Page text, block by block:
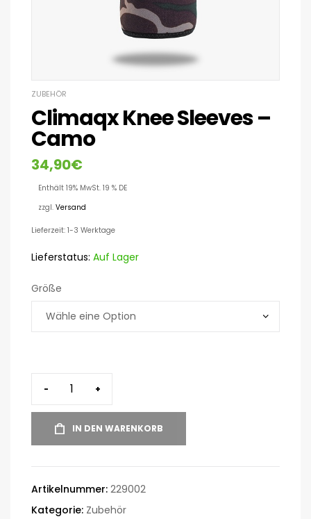
ZUBEHÖR
Climaqx Knee Sleeves –
Camo
34,90€
Enthält 19% MwSt. 19 % DE
zzgl. Versand
Lieferzeit: 1-3 Werktage
Lieferstatus: Auf Lager
Größe
- +
IN DEN WARENKORB
Artikelnummer: 229002
Kategorie: Zubehör